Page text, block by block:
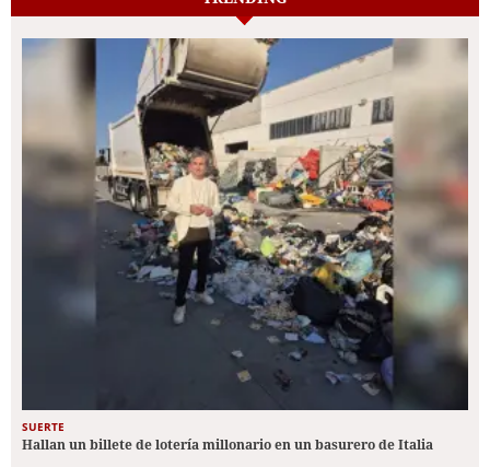
SUERTE
Hallan un billete de lotería millonario en un basurero de Italia